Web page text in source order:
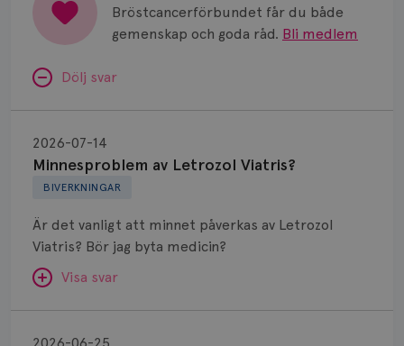
Bröstcancerförbundet får du både
gemenskap och goda råd. Bli medlem
Dölj svar
BIVERKNINGAR
Minnesproblem av Letrozol Viatris?
2026-07-14
Är det vanligt att minnet påverkas av Letrozol
Viatris? Bör jag byta medicin?
Visa svar
Letrozol
Viatris?
kring